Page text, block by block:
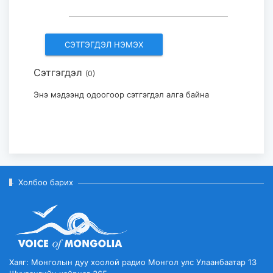
хамгаалъя” эрдэм
2026-08-03
Их Британи дахь аялан тогло...
Сэтгэгдэл (0)
Энэ мэдээнд одоогоор сэтгэгдэл алга байна
Холбоо барих
Хаяг: Монголын дуу хоолой радио Монгол улс Улаанбаатар 13